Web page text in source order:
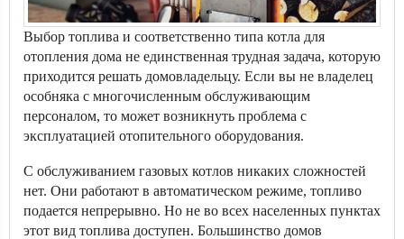
Выбор топлива и соответственно типа котла для
отопления дома не единственная трудная задача, которую
приходится решать домовладельцу. Если вы не владелец
особняка с многочисленным обслуживающим
персоналом, то может возникнуть проблема с
эксплуатацией отопительного оборудования.
С обслуживанием газовых котлов никаких сложностей
нет. Они работают в автоматическом режиме, топливо
подается непрерывно. Но не во всех населенных пунктах
этот вид топлива доступен. Большинство домов